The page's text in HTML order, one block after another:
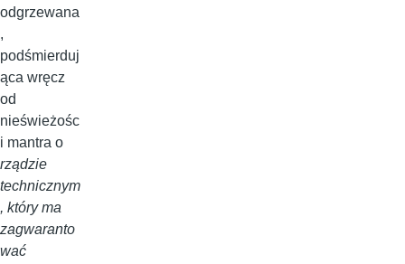
odgrzewana
,
podśmierduj
ąca wręcz
od
nieświeżośc
i mantra o
rządzie
technicznym
, który ma
zagwaranto
wać